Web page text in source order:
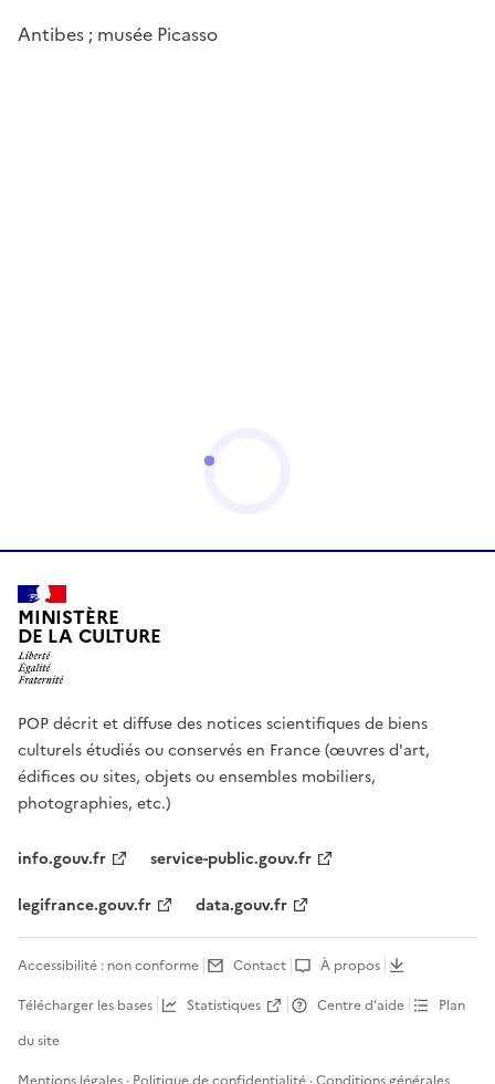
Antibes ; musée Picasso
MINISTÈRE
DE LA CULTURE
POP décrit et diffuse des notices scientifiques de biens
culturels étudiés ou conservés en France (œuvres d'art,
édifices ou sites, objets ou ensembles mobiliers,
photographies, etc.)
info.gouv.fr
service-public.gouv.fr
legifrance.gouv.fr
data.gouv.fr
Accessibilité : non conforme Contact
À propos
Télécharger les bases
Statistiques Centre d’aide
Plan
du site